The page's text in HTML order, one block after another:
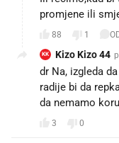
promjene ili
88 1
KK Kizo Kizo 44
dr Na, izgleda
radije bi da
da nemamo
3 0